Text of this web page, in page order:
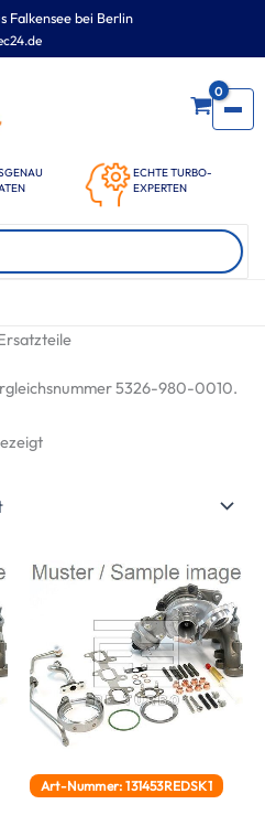
Falkensee bei Berlin
ECHTE TURBO-
EXPERTEN
0
5326-980-0010.
Nach
Art-Nummer: 131453REDSK1